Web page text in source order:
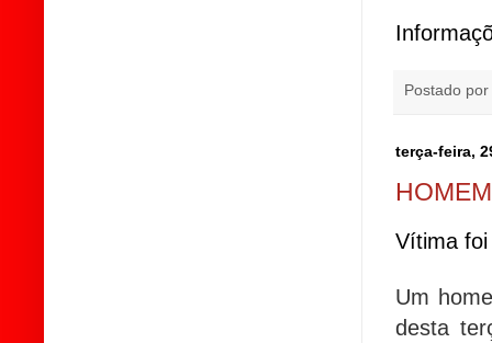
Postado por
terça-feira,
Vítima
Um
desta